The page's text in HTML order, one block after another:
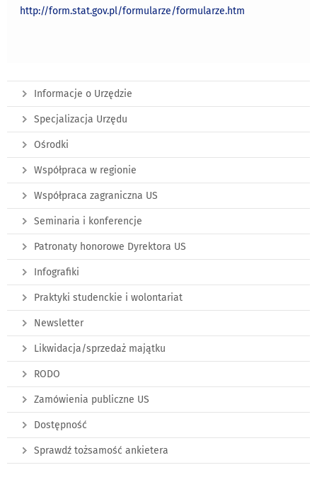
http://form.stat.gov.pl/formularze/formularze.htm
Informacje o Urzędzie
Specjalizacja Urzędu
Ośrodki
Współpraca w regionie
Współpraca zagraniczna US
Seminaria i konferencje
Patronaty honorowe Dyrektora US
Infografiki
Praktyki studenckie i wolontariat
Newsletter
Likwidacja/sprzedaż majątku
RODO
Zamówienia publiczne US
Dostępność
Sprawdź tożsamość ankietera